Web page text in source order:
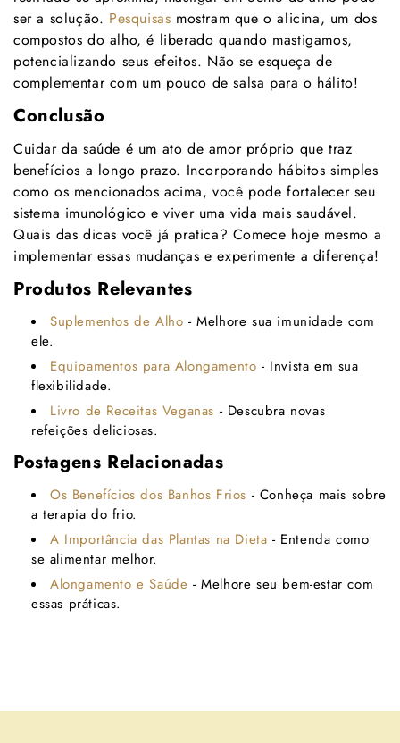
ser a solução. Pesquisas mostram que o alicina, um dos
compostos do alho, é liberado quando mastigamos,
potencializando seus efeitos. Não se esqueça de
complementar com um pouco de salsa para o hálito!
Conclusão
Cuidar da saúde é um ato de amor próprio que traz
benefícios a longo prazo. Incorporando hábitos simples
como os mencionados acima, você pode fortalecer seu
sistema imunológico e viver uma vida mais saudável.
Quais das dicas você já pratica? Comece hoje mesmo a
implementar essas mudanças e experimente a diferença!
Produtos Relevantes
Suplementos de Alho - Melhore sua imunidade com
ele.
Equipamentos para Alongamento - Invista em sua
flexibilidade.
Livro de Receitas Veganas - Descubra novas
refeições deliciosas.
Postagens Relacionadas
Os Benefícios dos Banhos Frios - Conheça mais sobre
a terapia do frio.
A Importância das Plantas na Dieta - Entenda como
se alimentar melhor.
Alongamento e Saúde - Melhore seu bem-estar com
essas práticas.